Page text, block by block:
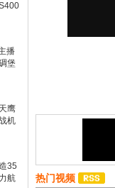
播
堡
鹰
机
35
航
热门视频